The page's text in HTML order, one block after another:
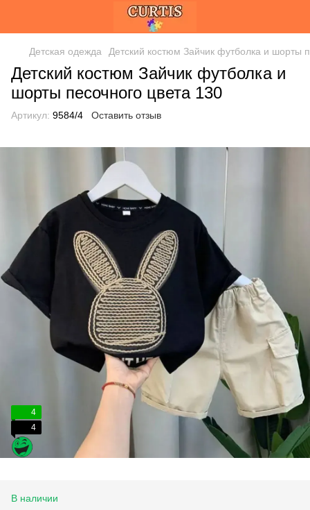
Детская одежда Детский костюм Зайчик футболка и шорты
Детский костюм Зайчик футболка и
шорты песочного цвета 130
Артикул: 9584/4 Оставить отзыв
4
4
В наличии